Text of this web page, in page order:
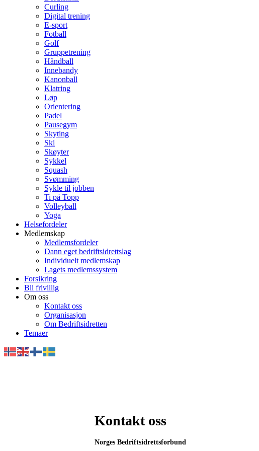
Curling
Digital trening
E-sport
Fotball
Golf
Gruppetrening
Håndball
Innebandy
Kanonball
Klatring
Løp
Orientering
Padel
Pausegym
Skyting
Ski
Skøyter
Sykkel
Squash
Svømming
Sykle til jobben
Ti på Topp
Volleyball
Yoga
Helsefordeler
Medlemskap
Medlemsfordeler
Dann eget bedriftsidrettslag
Individuelt medlemskap
Lagets medlemssystem
Forsikring
Bli frivillig
Om oss
Kontakt oss
Organisasjon
Om Bedriftsidretten
Temaer
Kontakt oss
Norges Bedriftsidrettsforbund